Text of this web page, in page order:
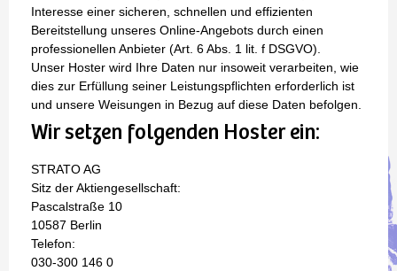
Interesse einer sicheren, schnellen und effizienten
Bereitstellung unseres Online-Angebots durch einen
professionellen Anbieter (Art. 6 Abs. 1 lit. f DSGVO).
Unser Hoster wird Ihre Daten nur insoweit verarbeiten, wie
dies zur Erfüllung seiner Leistungspflichten erforderlich ist
und unsere Weisungen in Bezug auf diese Daten befolgen.
Wir setzen folgenden Hoster ein:
STRATO AG
Sitz der Aktiengesellschaft:
Pascalstraße 10
10587 Berlin
Telefon:
030-300 146 0